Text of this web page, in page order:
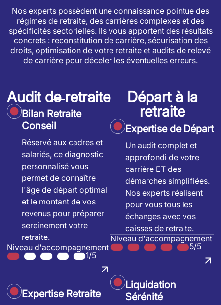
Nos experts possèdent une connaissance pointue des
régimes de retraite, des carrières complexes et des
spécificités sectorielles. Ils vous apportent des résultats
concrets : reconstitution de carrière, sécurisation des
droits, optimisation de votre retraite et audits de relevé
de carrière pour déceler les éventuelles erreurs.
Audit de retraite
Bilan Retraite
Conseil
Réservé aux cadres et
salariés, ce diagnostic
personnalisé vous
permet de connaître
l'âge de départ optimal
et le montant de vos
revenus pour préparer
sereinement votre
retraite.
Niveau d'accompagnement
1/5
Expertise Retraite
Départ à la
retraite
Expertise de Départ
Un audit complet et
approfondi de votre
carrière ET des
démarches simplifiées.
Nos experts réalisent
pour vous tous les
échanges avec vos
caisses de retraite.
Niveau d'accompagnement
5/5
Liquidation
Sérénité